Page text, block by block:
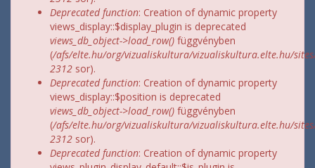
Deprecated function: Creation of dynamic property
views_display::$display_plugin is deprecated
views_db_object->load_row() függvényben
(/afs/elte.hu/org/vizualiskultura/vizualiskultura.elte.hu/
2312 sor).
Deprecated function: Creation of dynamic property
views_display::$position is deprecated
views_db_object->load_row() függvényben
(/afs/elte.hu/org/vizualiskultura/vizualiskultura.elte.hu/
2312 sor).
Deprecated function: Creation of dynamic property